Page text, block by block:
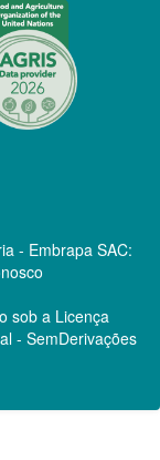
- Embrapa SAC:
sob a Licença
- SemDerivações